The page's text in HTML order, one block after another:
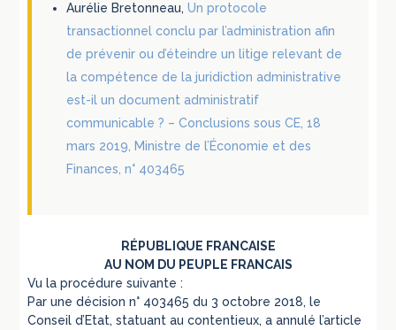
Aurélie Bretonneau,Un protocole
transactionnel conclu par l’administration afin
de prévenir ou d’éteindre un litige relevant de
la compétence de la juridiction administrative
est-il un document administratif
communicable ? – Conclusions sous CE, 18
mars 2019, Ministre de l’Économie et des
Finances, n° 403465
RÉPUBLIQUE FRANCAISE
AU NOM DU PEUPLE FRANCAIS
Vu la procédure suivante :
Par une décision n° 403465 du 3 octobre 2018, le
Conseil d’Etat, statuant au contentieux, a annulé l’article